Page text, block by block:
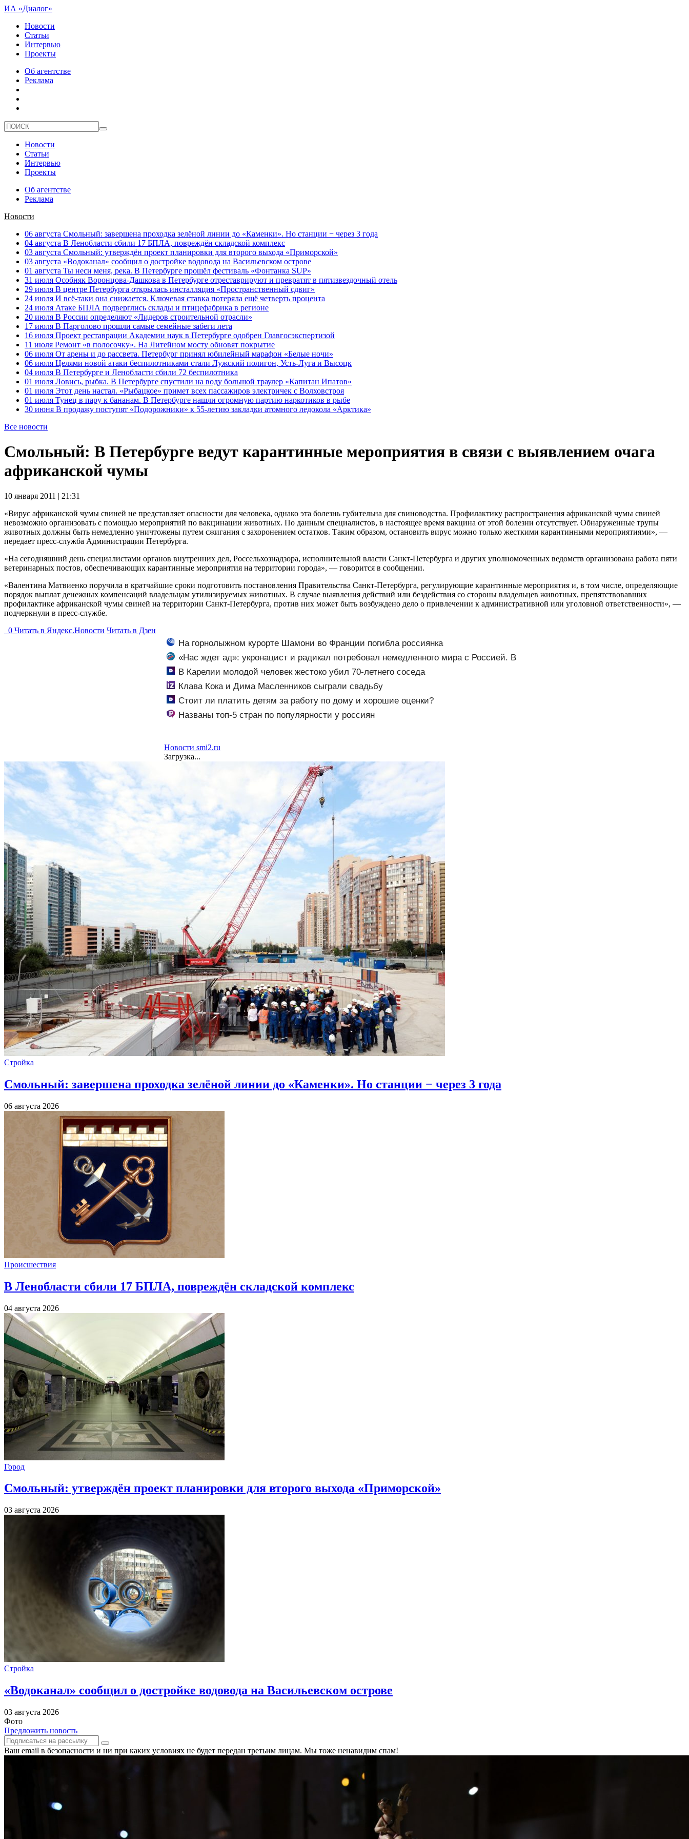
ИА «Диалог»
Новости
Статьи
Интервью
Проекты
Об агентстве
Реклама
Новости
Статьи
Интервью
Проекты
Об агентстве
Реклама
Новости
06 августа Смольный: завершена проходка зелёной линии до «Каменки». Но станции − через 3 года
04 августа В Ленобласти сбили 17 БПЛА, повреждён складской комплекс
03 августа Смольный: утверждён проект планировки для второго выхода «Приморской»
03 августа «Водоканал» сообщил о достройке водовода на Васильевском острове
01 августа Ты неси меня, река. В Петербурге прошёл фестиваль «Фонтанка SUP»
31 июля Особняк Воронцова-Дашкова в Петербурге отреставрируют и превратят в пятизвездочный отель
29 июля В центре Петербурга открылась инсталляция «Пространственный сдвиг»
24 июля И всё-таки она снижается. Ключевая ставка потеряла ещё четверть процента
24 июля Атаке БПЛА подверглись склады и птицефабрика в регионе
20 июля В России определяют «Лидеров строительной отрасли»
17 июля В Парголово прошли самые семейные забеги лета
16 июля Проект реставрации Академии наук в Петербурге одобрен Главгосэкспертизой
11 июля Ремонт «в полосочку». На Литейном мосту обновят покрытие
06 июля От арены и до рассвета. Петербург принял юбилейный марафон «Белые ночи»
06 июля Целями новой атаки беспилотниками стали Лужский полигон, Усть-Луга и Высоцк
04 июля В Петербурге и Ленобласти сбили 72 беспилотника
01 июля Ловись, рыбка. В Петербурге спустили на воду большой траулер «Капитан Ипатов»
01 июля Этот день настал. «Рыбацкое» примет всех пассажиров электричек с Волховстроя
01 июля Тунец в пару к бананам. В Петербурге нашли огромную партию наркотиков в рыбе
30 июня В продажу поступят «Подорожники» к 55-летию закладки атомного ледокола «Арктика»
Все новости
Смольный: В Петербурге ведут карантинные мероприятия в связи с выявлением очага
африканской чумы
10 января 2011 | 21:31
«Вирус африканской чумы свиней не представляет опасности для человека, однако эта болезнь губительна для свиноводства. Профилактику распространения африканской чумы свиней
невозможно организовать с помощью мероприятий по вакцинации животных. По данным специалистов, в настоящее время вакцина от этой болезни отсутствует. Обнаруженные трупы
животных должны быть немедленно уничтожены путем сжигания с захоронением остатков. Таким образом, остановить вирус можно только жесткими карантинными мероприятиями», —
передает пресс-служба Администрации Петербурга.
«На сегодняшний день специалистами органов внутренних дел, Россельхознадзора, исполнительной власти Санкт-Петербурга и других уполномоченных ведомств организована работа пяти
ветеринарных постов, обеспечивающих карантинные мероприятия на территории города», — говорится в сообщении.
«Валентина Матвиенко поручила в кратчайшие сроки подготовить постановления Правительства Санкт-Петербурга, регулирующие карантинные мероприятия и, в том числе, определяющие
порядок выплат денежных компенсаций владельцам утилизируемых животных. В случае выявления действий или бездействия со стороны владельцев животных, препятствовавших
профилактике африканской чумы свиней на территории Санкт-Петербурга, против них может быть возбуждено дело о привлечении к административной или уголовной ответственности», —
подчеркнули в пресс-службе.
0 Читать в Яндекс.Новости Читать в Дзен
На горнолыжном курорте Шамони во Франции погибла россиянка
«Нас ждет ад»: укронацист и радикал потребовал немедленного мира с Россией. В
чем хитрость?
В Карелии молодой человек жестоко убил 70-летнего соседа
Клава Кока и Дима Масленников сыграли свадьбу
Стоит ли платить детям за работу по дому и хорошие оценки?
Названы топ-5 стран по популярности у россиян
Новости smi2.ru
Загрузка...
Стройка
Смольный: завершена проходка зелёной линии до «Каменки». Но станции − через 3 года
06 августа 2026
Происшествия
В Ленобласти сбили 17 БПЛА, повреждён складской комплекс
04 августа 2026
Город
Смольный: утверждён проект планировки для второго выхода «Приморской»
03 августа 2026
Стройка
«Водоканал» сообщил о достройке водовода на Васильевском острове
03 августа 2026
Фото
Предложить новость
Ваш email в безопасности и ни при каких условиях не будет передан третьим лицам. Мы тоже ненавидим спам!